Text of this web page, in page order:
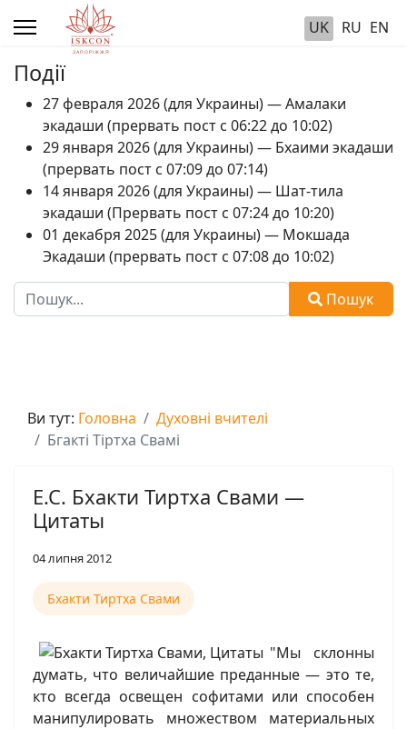
UK RU EN
Події
27 февраля 2026 (для Украины) — Амалаки
экадаши (прервать пост с 06:22 до 10:02)
29 января 2026 (для Украины) — Бхаими экадаши
(прервать пост с 07:09 до 07:14)
14 января 2026 (для Украины) — Шат-тила
экадаши (Прервать пост с 07:24 до 10:20)
01 декабря 2025 (для Украины) — Мокшада
Экадаши (прервать пост с 07:08 до 10:02)
Пошук
Пошук
Ви тут: Головна
Духовні вчителі
Бгакті Тіртха Свамі
Е.С. Бхакти Тиртха Свами —
Цитаты
04 липня 2012
Бхакти Тиртха Свами
"Мы склонны
думать, что величайшие преданные — это те,
кто всегда освещен софитами или способен
манипулировать множеством материальных